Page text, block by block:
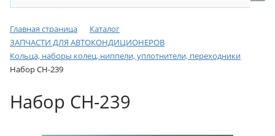
Главная страница
Каталог
ЗАПЧАСТИ ДЛЯ АВТОКОНДИЦИОНЕРОВ
Кольца, наборы колец, ниппели, уплотнители, переходники
Набор CH-239
Набор CH-239